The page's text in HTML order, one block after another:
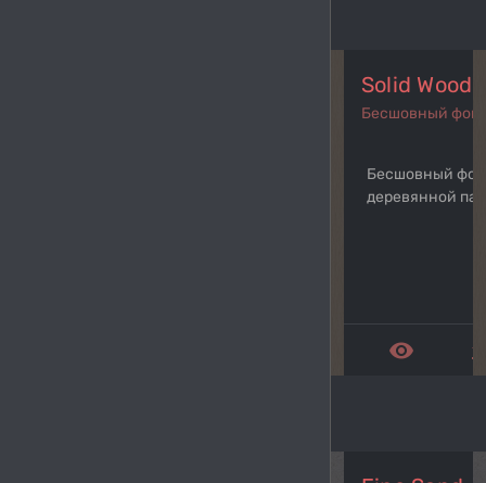
Solid
Бесшовный фон
Бесшовный
деревянной
remove_red_eye